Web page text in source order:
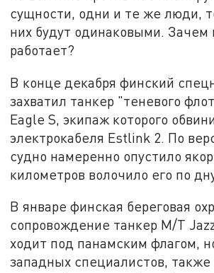
сущности, одни и те же люди,
них будут одинаковыми. Зачем
работает?
В конце декабря финский
захватил танкер "теневого
Eagle S, экипаж которого
электрокабеля Estlink 2. По
судно намеренно опустило
километров волочило его по
В январе финская береговая
сопровождение танкер M/T
ходит под панамским флагом,
западных специалистов,